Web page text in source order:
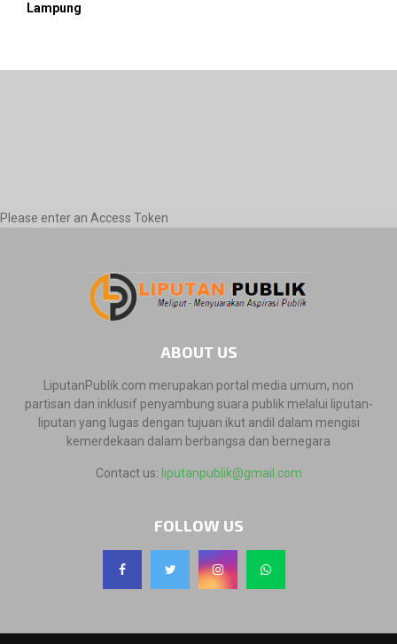
Lampung
Please enter an Access Token
ABOUT US
LiputanPublik.com merupakan portal media umum, non
partisan dan inklusif penyambung suara publik melalui liputan-
liputan yang lugas dengan tujuan ikut andil dalam mengisi
kemerdekaan dalam berbangsa dan bernegara
Contact us: liputanpublik@gmail.com
FOLLOW US